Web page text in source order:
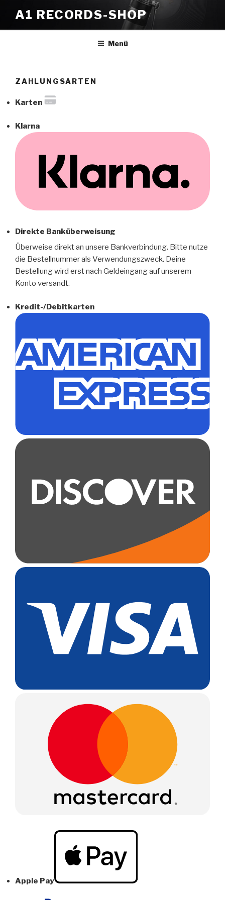
Inhalt
springen
A1 RECORDS-SHOP
Menü
ZAHLUNGSARTEN
Karten
Klarna
Direkte Banküberweisung
Überweise direkt an unsere Bankverbindung. Bitte nutze
die Bestellnummer als Verwendungszweck. Deine
Bestellung wird erst nach Geldeingang auf unserem
Konto versandt.
Kredit-/Debitkarten
Apple Pay